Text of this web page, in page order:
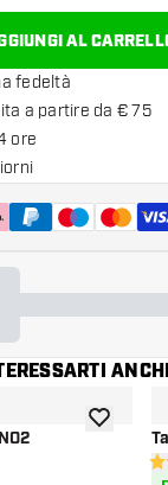
AL
fedeltà
a partire da € 75
ore
recensioni
aggiungi